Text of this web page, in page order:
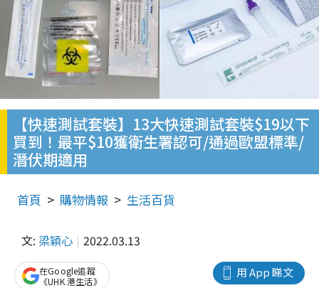
【快速測試套裝】13大快速測試套裝$19以下
買到！最平$10獲衛生署認可/通過歐盟標準/
潛伏期適用
首頁 購物情報 生活百貨
文: 梁穎心 2022.03.13
用 App 睇文
在Google追蹤
《UHK 港生活》